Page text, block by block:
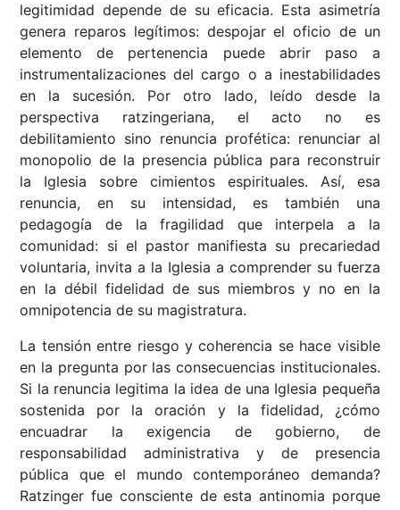
legitimidad depende de su eficacia. Esta asimetría
genera reparos legítimos: despojar el oficio de un
elemento de pertenencia puede abrir paso a
instrumentalizaciones del cargo o a inestabilidades
en la sucesión. Por otro lado, leído desde la
perspectiva ratzingeriana, el acto no es
debilitamiento sino renuncia profética: renunciar al
monopolio de la presencia pública para reconstruir
la Iglesia sobre cimientos espirituales. Así, esa
renuncia, en su intensidad, es también una
pedagogía de la fragilidad que interpela a la
comunidad: si el pastor manifiesta su precariedad
voluntaria, invita a la Iglesia a comprender su fuerza
en la débil fidelidad de sus miembros y no en la
omnipotencia de su magistratura.
La tensión entre riesgo y coherencia se hace visible
en la pregunta por las consecuencias institucionales.
Si la renuncia legitima la idea de una Iglesia pequeña
sostenida por la oración y la fidelidad, ¿cómo
encuadrar la exigencia de gobierno, de
responsabilidad administrativa y de presencia
pública que el mundo contemporáneo demanda?
Ratzinger fue consciente de esta antinomia porque